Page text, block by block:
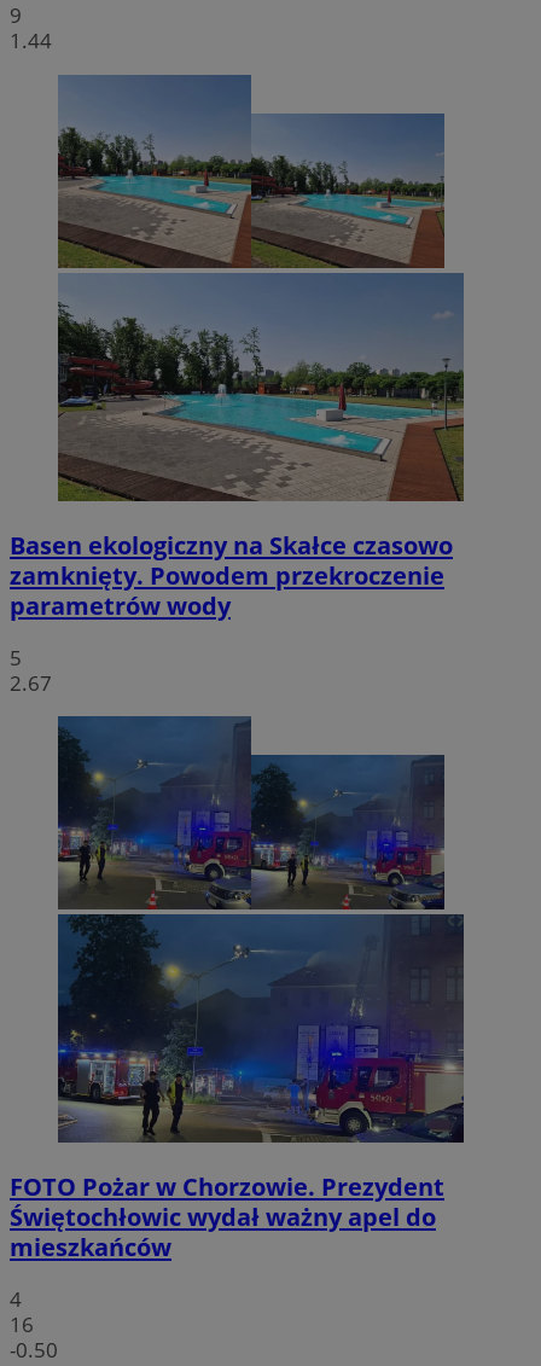
9
1.44
Basen ekologiczny na Skałce czasowo
zamknięty. Powodem przekroczenie
parametrów wody
5
2.67
FOTO Pożar w Chorzowie. Prezydent
Świętochłowic wydał ważny apel do
mieszkańców
4
16
-0.50